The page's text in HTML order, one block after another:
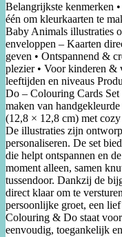
Belangrijkste kenmerken
één om kleurkaarten te
Baby Animals illustraties
enveloppen – Kaarten
geven • Ontspannend &
plezier • Voor kinderen &
leeftijden en niveaus
Do – Colouring Cards Set
maken van
(12,8 × 12,8 cm) met
De illustraties zijn
personaliseren. De set
die helpt ontspannen en
moment alleen, samen
tussendoor. Dankzij de
direct klaar om te
persoonlijke groet, een
Colouring & Do staat
eenvoudig, toegankelijk